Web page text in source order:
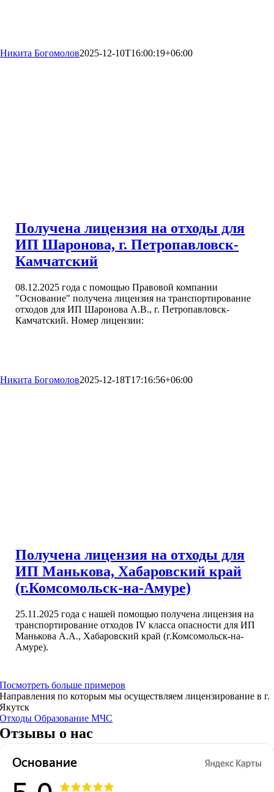
Никита Богомолов2025-12-10T16:00:19+06:00
Получена лицензия на отходы для
ИП Шаронова, г. Петропавловск-
Камчатский
08.12.2025 года с помощью Правовой компании
"Основание" получена лицензия на транспортирование
отходов для ИП Шаронова А.В., г. Петропавловск-
Камчатский. Номер лицензии:
Никита Богомолов2025-12-18T17:16:56+06:00
Получена лицензия на отходы для
ИП Манькова, Хабаровский край
(г.Комсомольск-на-Амуре)
25.11.2025 года с нашей помощью получена лицензия на
транспортирование отходов IV класса опасности для ИП
Манькова А.А., Хабаровский край (г.Комсомольск-на-
Амуре).
Посмотреть больше примеров
Направления по которым мы осуществляем лицензирование в г.
Якутск
ОтходыОбразованиеМЧС
Отзывы о нас